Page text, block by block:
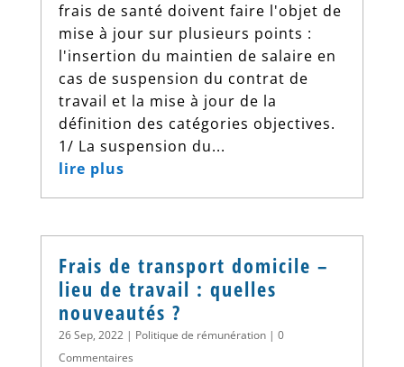
frais de santé doivent faire l'objet de
mise à jour sur plusieurs points :
l'insertion du maintien de salaire en
cas de suspension du contrat de
travail et la mise à jour de la
définition des catégories objectives.
1/ La suspension du...
lire plus
Frais de transport domicile –
lieu de travail : quelles
nouveautés ?
26 Sep, 2022| Politique de rémunération| 0
Commentaires